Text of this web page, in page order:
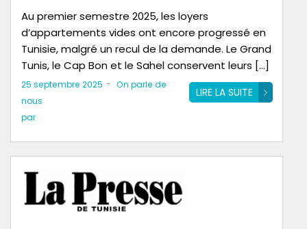
Au premier semestre 2025, les loyers
d’appartements vides ont encore progressé en
Tunisie, malgré un recul de la demande. Le Grand
Tunis, le Cap Bon et le Sahel conservent leurs […]
LIRE LA SUITE
25 septembre 2025 - On parle de
nous
par